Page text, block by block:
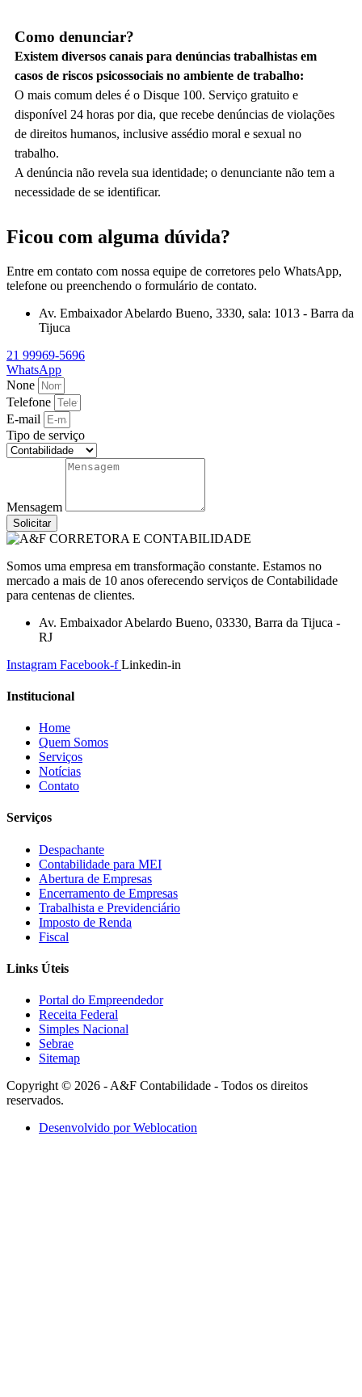
Como denunciar?
Existem diversos canais para denúncias trabalhistas em
casos de riscos psicossociais no ambiente de trabalho:
O mais comum deles é o Disque 100. Serviço gratuito e
disponível 24 horas por dia, que recebe denúncias de violações
de direitos humanos, inclusive assédio moral e sexual no
trabalho.
A denúncia não revela sua identidade; o denunciante não tem a
necessidade de se identificar.
Ficou com alguma dúvida?
Entre em contato com nossa equipe de corretores pelo WhatsApp,
telefone ou preenchendo o formulário de contato.
Av. Embaixador Abelardo Bueno, 3330, sala: 1013 - Barra da
Tijuca
21 99969-5696
WhatsApp
None
Telefone
E-mail
Tipo de serviço
Mensagem
Solicitar
Somos uma empresa em transformação constante. Estamos no
mercado a mais de 10 anos oferecendo serviços de Contabilidade
para centenas de clientes.
Av. Embaixador Abelardo Bueno, 03330, Barra da Tijuca -
RJ
Instagram Facebook-f Linkedin-in
Institucional
Home
Quem Somos
Serviços
Notícias
Contato
Serviços
Despachante
Contabilidade para MEI
Abertura de Empresas
Encerramento de Empresas
Trabalhista e Previdenciário
Imposto de Renda
Fiscal
Links Úteis
Portal do Empreendedor
Receita Federal
Simples Nacional
Sebrae
Sitemap
Copyright © 2026 - A&F Contabilidade - Todos os direitos
reservados.
Desenvolvido por Weblocation